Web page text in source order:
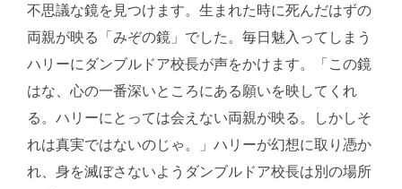
不思議な鏡を見つけます。生まれた時に死んだはずの
両親が映る「みぞの鏡」でした。毎日魅入ってしまう
ハリーにダンブルドア校長が声をかけます。「この鏡
はな、心の一番深いところにある願いを映してくれ
る。ハリーにとっては会えない両親が映る。しかしそ
れは真実ではないのじゃ。」ハリーが幻想に取り憑か
れ、身を滅ぼさないようダンブルドア校長は別の場所